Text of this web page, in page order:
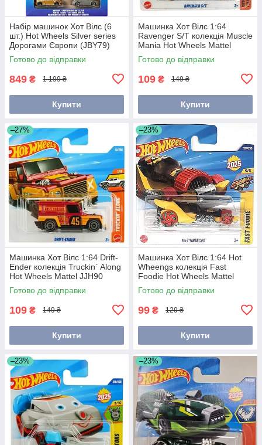
Набір машинок Хот Вілс (6
шт.) Hot Wheels Silver series
Дорогами Європи (JBY79)
Готово до відправки
849 ₴ 1 199 ₴
Купити
Машинка Хот Вілс 1:64
Ravenger S/T колекція Muscle
Mania Hot Wheels Mattel
JBC14
Готово до відправки
109 ₴ 149 ₴
Купити
–27%
Машинка Хот Вілс 1:64 Drift-
Ender колекція Truckin` Along
Hot Wheels Mattel JJH90
Готово до відправки
109 ₴ 149 ₴
Купити
–23%
Машинка Хот Вілс 1:64 Hot
Wheengs колекція Fast
Foodie Hot Wheels Mattel
JBC02
Готово до відправки
99 ₴ 129 ₴
Купити
–23% –23%